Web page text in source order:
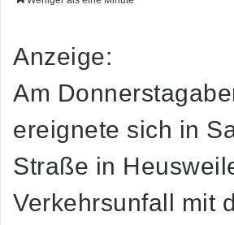
Anzeige:
Am
ereignete sich in
Straße in
Verkehrsunfall mit